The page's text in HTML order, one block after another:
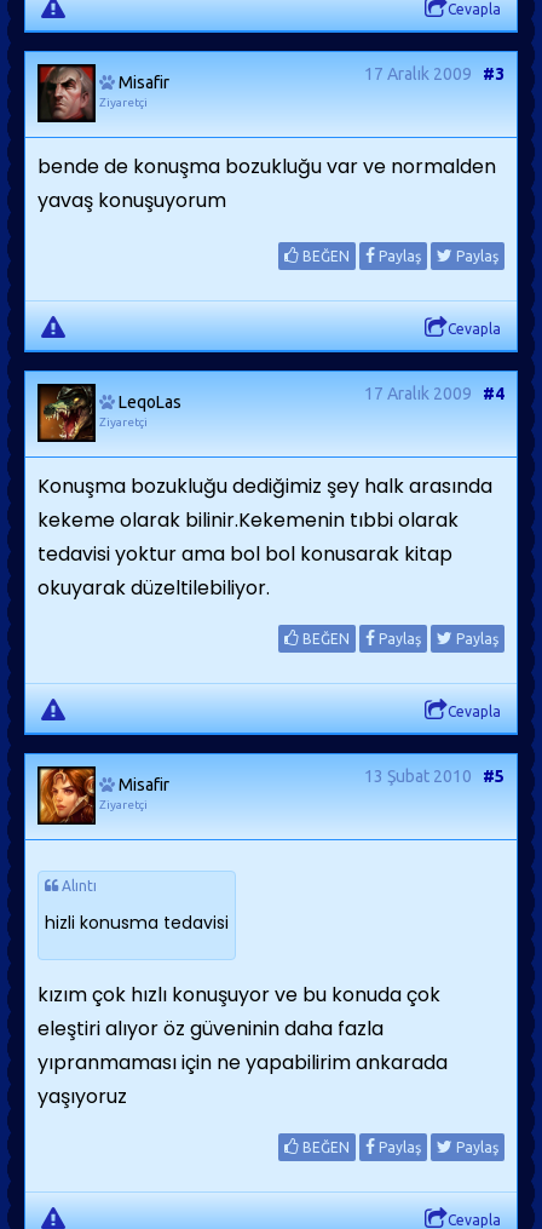
Cevapla
Misafir
Ziyaretçi
17 Aralık 2009 #3
bende de konuşma bozukluğu var ve normalden
yavaş konuşuyorum
BEĞEN Paylaş Paylaş
Cevapla
LeqoLas
Ziyaretçi
17 Aralık 2009 #4
Konuşma bozukluğu dediğimiz şey halk arasında
kekeme olarak bilinir.Kekemenin tıbbi olarak
tedavisi yoktur ama bol bol konusarak kitap
okuyarak düzeltilebiliyor.
BEĞEN Paylaş Paylaş
Cevapla
Misafir
Ziyaretçi
13 Şubat 2010 #5
Alıntı
hizli konusma tedavisi
kızım çok hızlı konuşuyor ve bu konuda çok
eleştiri alıyor öz güveninin daha fazla
yıpranmaması için ne yapabilirim ankarada
yaşıyoruz
BEĞEN Paylaş Paylaş
Cevapla